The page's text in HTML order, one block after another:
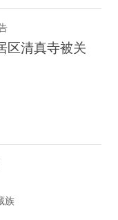
区清真寺被关
族